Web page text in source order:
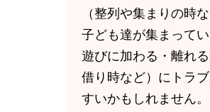
（整列や集まりの時
子ども達が集まって
遊びに加わる・離れ
借り時など）にトラ
すいかもしれません。